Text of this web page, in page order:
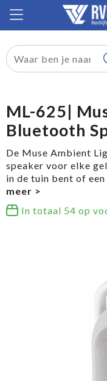
Relatiegeschenken
Tassen
Sport
Werkkleding
ML-625|
Bluetooth
De Muse Ambient
speaker voor elke
in de tuin bent of
In totaal 54 op